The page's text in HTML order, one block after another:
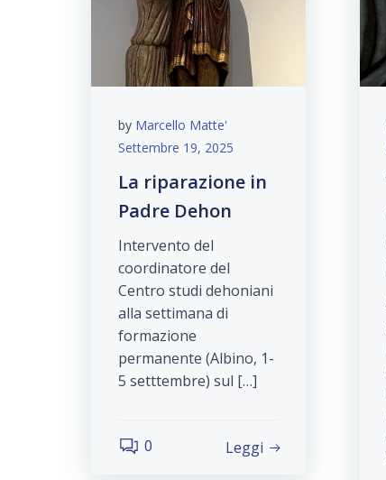
by Marcello Matte'
Settembre 19, 2025
La riparazione in
Padre Dehon
Intervento del
coordinatore del
Centro studi dehoniani
alla settimana di
formazione
permanente (Albino, 1-
5 setttembre) sul […]
0 Leggi